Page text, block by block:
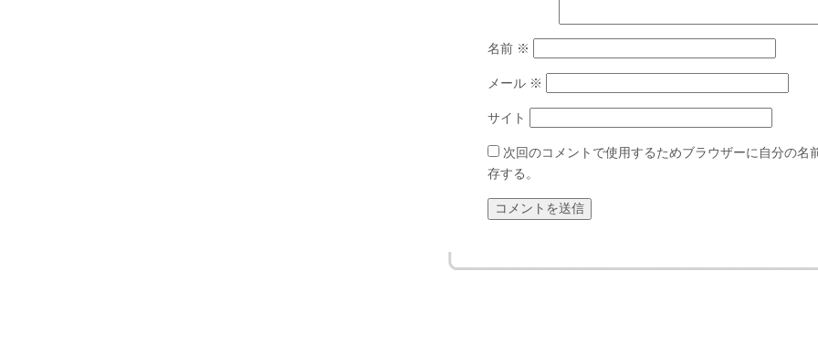
名前 ※
メール ※
サイト
次回のコメントで使用するためブラウザーに自分の名
存する。